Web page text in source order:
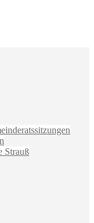
Strauß